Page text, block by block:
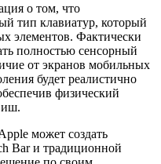
о том, что
тип клавиатур, который
элементов. Фактически
полностью сенсорный
от экранов мобильных
будет реалистично
физический
может создать
Bar и традиционной